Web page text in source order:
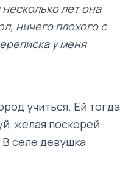
лет она
ничего плохого с
у меня
учиться. Ей тогда
желая поскорей
селе девушка